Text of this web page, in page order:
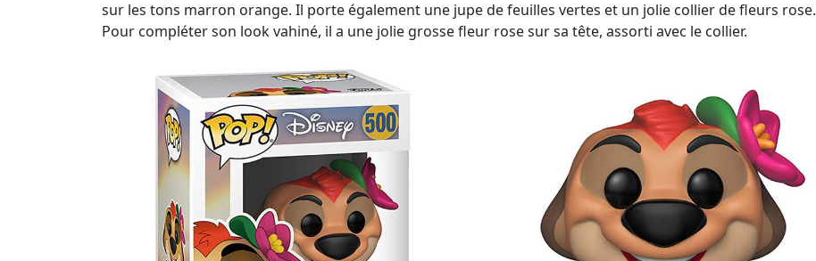
sur les tons marron orange. Il porte également une jupe de feuilles vertes et un jolie collier de fleurs rose.
Pour compléter son look vahiné, il a une jolie grosse fleur rose sur sa tête, assorti avec le collier.